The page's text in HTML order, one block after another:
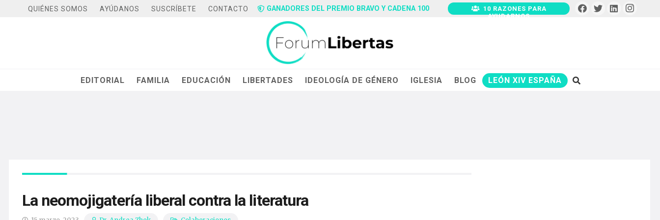
QUIÉNES SOMOS AYÚDANOS SUSCRÍBETE CONTACTO GANADORES DEL PREMIO BRAVO Y CADENA 100
10 RAZONES PARA
AYUDARNOS
EDITORIAL FAMILIA EDUCACIÓN LIBERTADES IDEOLOGÍA DE GÉNERO IGLESIA BLOG LEÓN XIV ESPAÑA
La neomojigatería liberal contra la literatura